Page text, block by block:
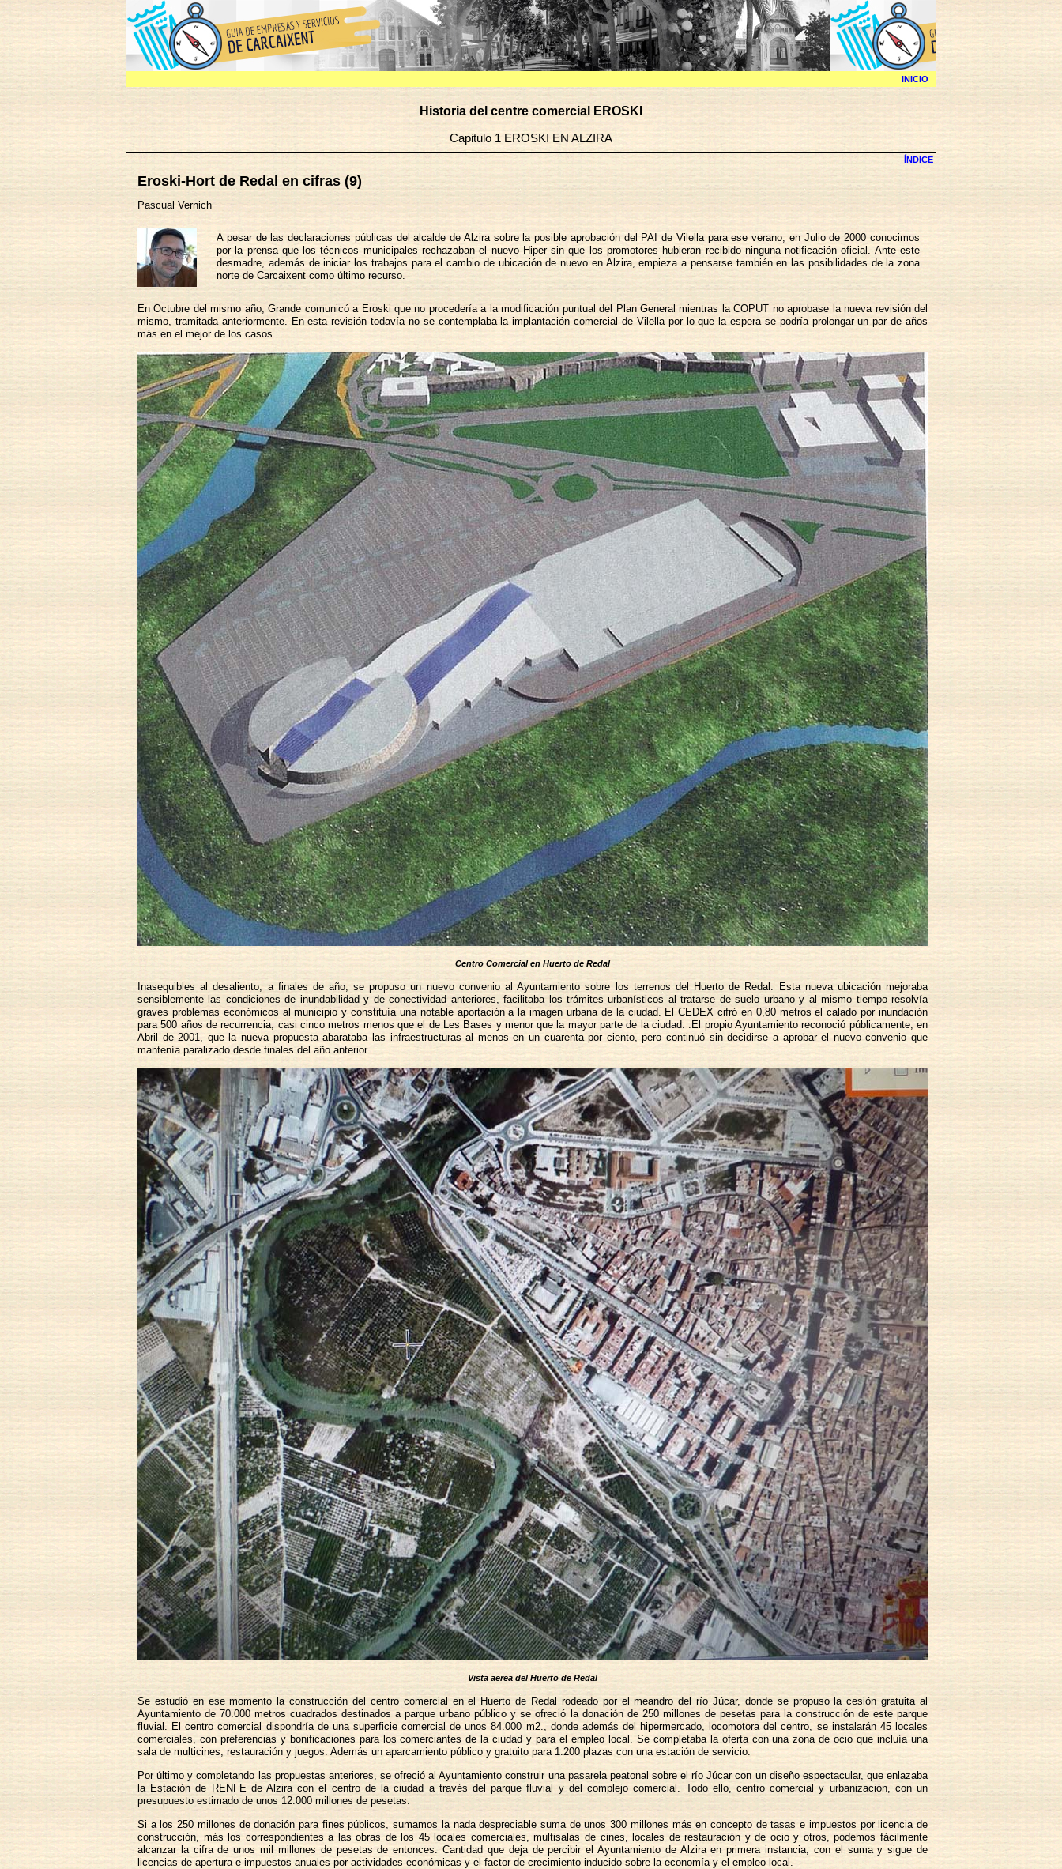
INICIO
Historia del centre comercial EROSKI
Capitulo 1 EROSKI EN ALZIRA
ÍNDICE
Eroski-Hort de Redal en cifras (9)
Pascual Vernich
A pesar de las declaraciones públicas del alcalde de Alzira sobre la posible aprobación del PAI de Vilella para ese verano, en Julio de 2000 conocimos
por la prensa que los técnicos municipales rechazaban el nuevo Hiper sin que los promotores hubieran recibido ninguna notificación oficial. Ante este
desmadre, además de iniciar los trabajos para el cambio de ubicación de nuevo en Alzira, empieza a pensarse también en las posibilidades de la zona
norte de Carcaixent como último recurso.
En Octubre del mismo año, Grande comunicó a Eroski que no procedería a la modificación puntual del Plan General mientras la COPUT no aprobase la nueva revisión del
mismo, tramitada anteriormente. En esta revisión todavía no se contemplaba la implantación comercial de Vilella por lo que la espera se podría prolongar un par de años
más en el mejor de los casos.
Centro Comercial en Huerto de Redal
Inasequibles al desaliento, a finales de año, se propuso un nuevo convenio al Ayuntamiento sobre los terrenos del Huerto de Redal. Esta nueva ubicación mejoraba
sensiblemente las condiciones de inundabilidad y de conectividad anteriores, facilitaba los trámites urbanísticos al tratarse de suelo urbano y al mismo tiempo resolvía
graves problemas económicos al municipio y constituía una notable aportación a la imagen urbana de la ciudad. El CEDEX cifró en 0,80 metros el calado por inundación
para 500 años de recurrencia, casi cinco metros menos que el de Les Bases y menor que la mayor parte de la ciudad. .El propio Ayuntamiento reconoció públicamente, en
Abril de 2001, que la nueva propuesta abarataba las infraestructuras al menos en un cuarenta por ciento, pero continuó sin decidirse a aprobar el nuevo convenio que
mantenía paralizado desde finales del año anterior.
Vista aerea del Huerto de Redal
Se estudió en ese momento la construcción del centro comercial en el Huerto de Redal rodeado por el meandro del río Júcar, donde se propuso la cesión gratuita al
Ayuntamiento de 70.000 metros cuadrados destinados a parque urbano público y se ofreció la donación de 250 millones de pesetas para la construcción de este parque
fluvial. El centro comercial dispondría de una superficie comercial de unos 84.000 m2., donde además del hipermercado, locomotora del centro, se instalarán 45 locales
comerciales, con preferencias y bonificaciones para los comerciantes de la ciudad y para el empleo local. Se completaba la oferta con una zona de ocio que incluía una
sala de multicines, restauración y juegos. Además un aparcamiento público y gratuito para 1.200 plazas con una estación de servicio.
Por último y completando las propuestas anteriores, se ofreció al Ayuntamiento construir una pasarela peatonal sobre el río Júcar con un diseño espectacular, que enlazaba
la Estación de RENFE de Alzira con el centro de la ciudad a través del parque fluvial y del complejo comercial. Todo ello, centro comercial y urbanización, con un
presupuesto estimado de unos 12.000 millones de pesetas.
Si a los 250 millones de donación para fines públicos, sumamos la nada despreciable suma de unos 300 millones más en concepto de tasas e impuestos por licencia de
construcción, más los correspondientes a las obras de los 45 locales comerciales, multisalas de cines, locales de restauración y de ocio y otros, podemos fácilmente
alcanzar la cifra de unos mil millones de pesetas de entonces. Cantidad que deja de percibir el Ayuntamiento de Alzira en primera instancia, con el suma y sigue de
licencias de apertura e impuestos anuales por actividades económicas y el factor de crecimiento inducido sobre la economía y el empleo local.